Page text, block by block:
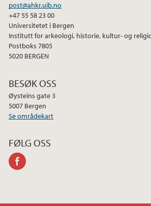
2013
post@ahkr.uib.no
+47 55 58 23 00
Universitetet i Bergen
Institutt for arkeologi, historie, kultur- og
Postboks 7805
5020 BERGEN
BESØK OSS
Øysteins gate 3
5007 Bergen
Se områdekart
FØLG OSS